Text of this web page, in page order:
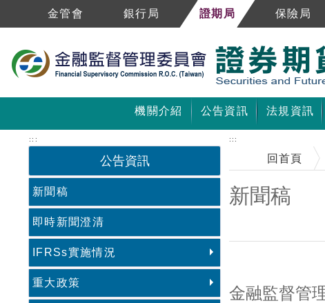
跳到主要內容區塊
金管會 銀行局 證期局 保險局
機關介紹 公告資訊 法規資訊
:::
公告資訊
新聞稿
即時新聞澄清
IFRSs實施情況
重大政策
:::
回首頁
新聞稿
金融監督管